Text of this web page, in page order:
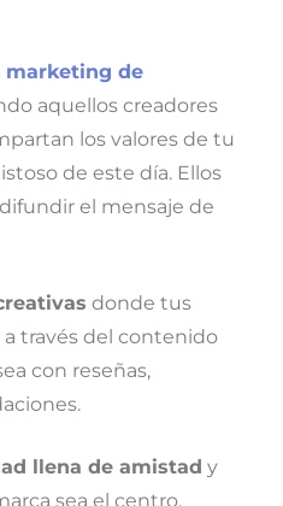
marketing de
aquellos creadores
los valores de tu
de este día. Ellos
el mensaje de
donde tus
través del contenido
con reseñas,
llena de amistad y
sea el centro.